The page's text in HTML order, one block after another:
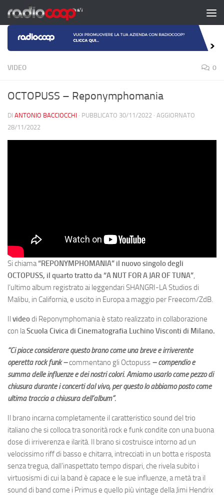
Salta al contenuto
VIDEO 0
OCTOPUSS – Reponymphomania
DI ANTONIO BACCIOCCHI · PUBBLICATO 30/11/2022 · AGGIORNATO
28/11/2022
Si chiama“REPONYMPHOMANIA” il nuovo singolo degli
OCTOPUSS, il quarto tratto da “A NUT FOR A JAR OF TUNA”,
l’ultimo album registrato ai leggendari SHANGRI-LA Studios di
Malibu, in California, e uscito in Europa a maggio per Freecom/ZdB.
Il videodi Reponymphomania è stato realizzato in collaborazione
con laScuola Civica di Cinematografia Luchino Visconti di Milano.
“Ci piace considerare questo brano come una breve e irriverente
operetta rock funk –commentano gli Octopuss – compendio e
summa delle influenze e dei nostri colori. Amiamo usarlo come pezzo di
chiusura durante i concerti dal vivo, per questo lo abbiamo posto come
ultima traccia a chiusura dell’album”.
Il brano incarna completamente il caratteristico sound del trio
italiano che si colloca tra sonorità rock e funk condite con una buona
dose di irriverenza e ilarità. Il brano si costruisce intorno ad un
velocissimo riff di basso e chitarra, intrecciati in un botta e risposta
senza tregua, dall’inaspettato tempo dispari, che rivela subito i
virtuosismi di cui la band è capace e le sue influenze, a metà tra il
sound di band come i Primus e quello più vintage della Jimi Hendrix